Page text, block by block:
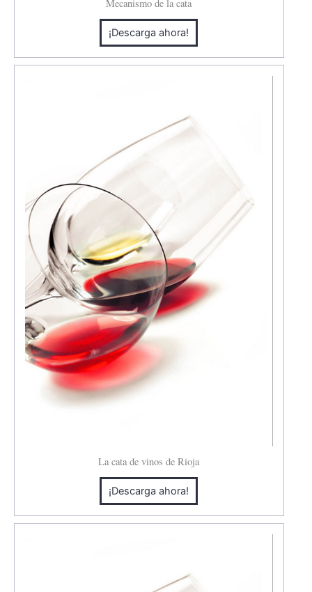
Mecanismo de la cata
¡Descarga ahora!
La cata de vinos de Rioja
¡Descarga ahora!